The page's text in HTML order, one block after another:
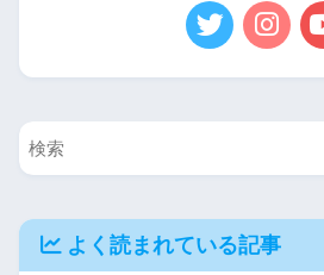
よく読まれている記事